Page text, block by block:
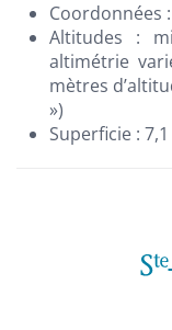
Coordonnées :
Altitudes :
altimétrie
mètres
»)
Superficie :